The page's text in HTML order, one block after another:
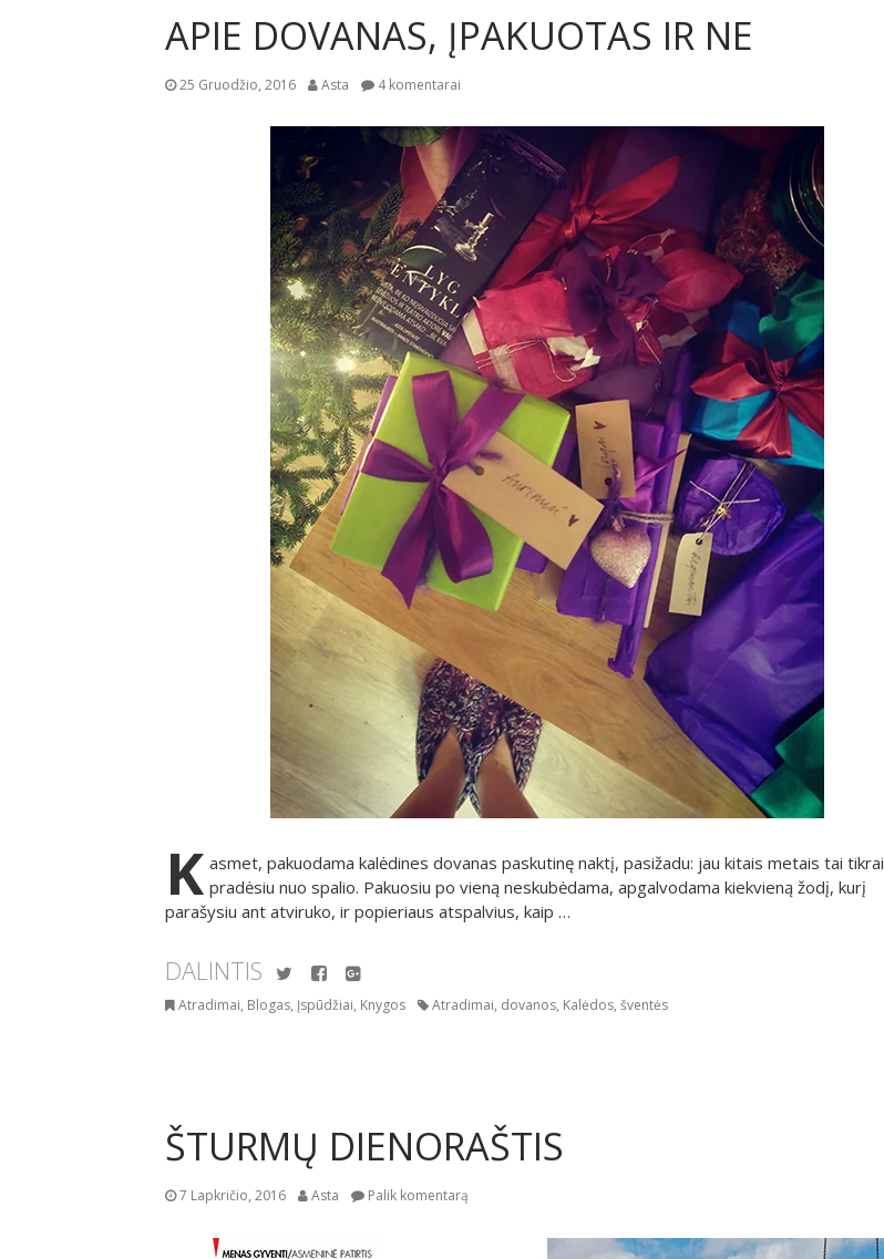
APIE DOVANAS, ĮPAKUOTAS IR NE
25 Gruodžio, 2016 Asta 4 komentarai
K asmet, pakuodama kalėdines dovanas paskutinę naktį, pasižadu: jau kitais metais tai tikrai
pradėsiu nuo spalio. Pakuosiu po vieną neskubėdama, apgalvodama kiekvieną žodį, kurį
parašysiu ant atviruko, ir popieriaus atspalvius, kaip …
DALINTIS TwitterFacebook
Atradimai, Blogas, Įspūdžiai, Knygos Atradimai, dovanos, Kalėdos, šventės
ŠTURMŲ DIENORAŠTIS
7 Lapkričio, 2016 Asta Palik komentarą